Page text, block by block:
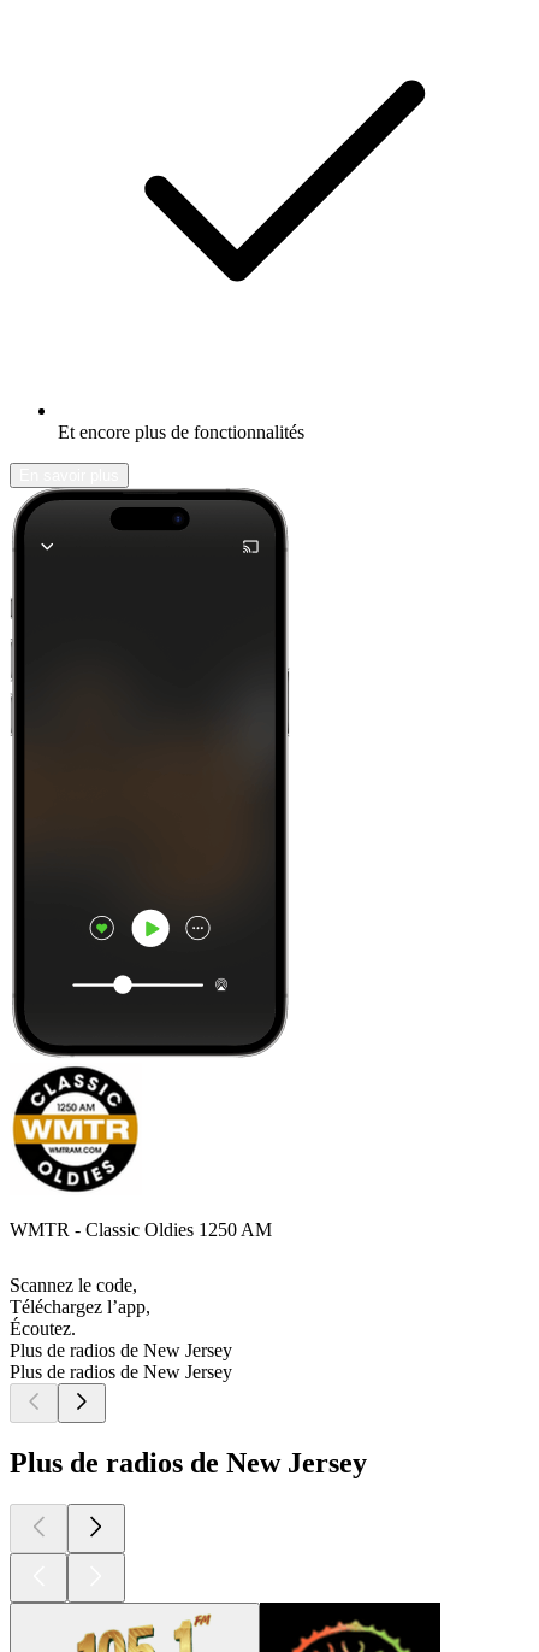
Et encore plus de fonctionnalités
WMTR - Classic Oldies 1250 AM
Scannez le code,
Téléchargez l’app,
Écoutez.
Plus de radios de New Jersey
Plus de radios de New Jersey
Plus de radios de New Jersey